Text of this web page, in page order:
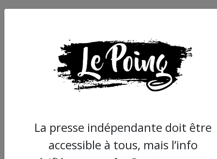
5e jour de grève de la
faim contre « les
du social
La presse indépendante doit être
accessible à tous, mais l’info